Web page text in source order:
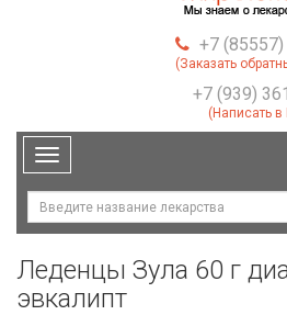
+7
(Заказать
+7 (939)
(Написать в
Toggle
navigation
Леденцы Зула 60 г
эвкалипт